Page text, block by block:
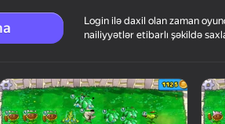
Login ilə daxil olan zaman
nailiyyətlər etibarlı şəkildə